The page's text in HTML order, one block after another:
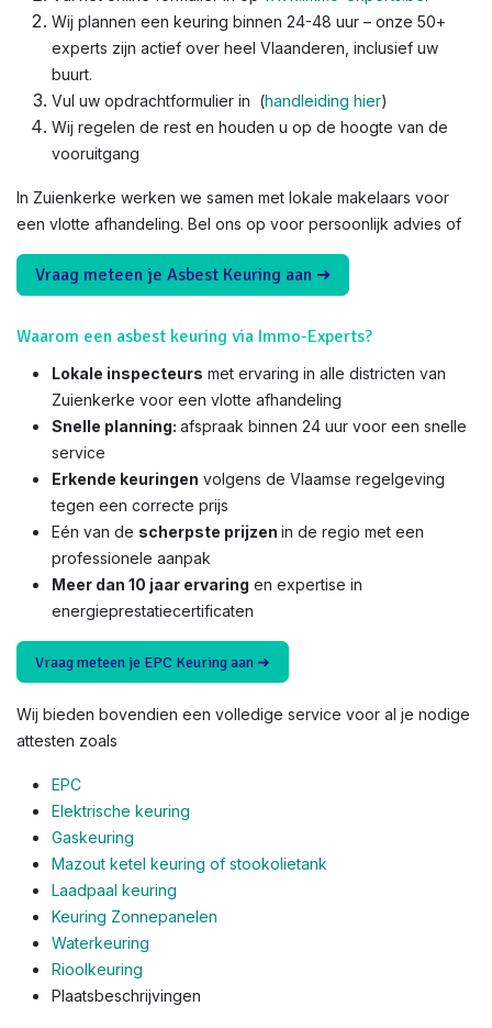
Wij plannen een keuring binnen 24-48 uur – onze 50+
experts zijn actief over heel Vlaanderen, inclusief uw
buurt.
Vul uw opdrachtformulier in (handleiding hier)
Wij regelen de rest en houden u op de hoogte van de
vooruitgang
In Zuienkerke werken we samen met lokale makelaars voor
een vlotte afhandeling. Bel ons op voor persoonlijk advies of
Vraag meteen je Asbest Keuring aan ➜
Waarom een asbest keuring via Immo-Experts?
Lokale inspecteurs met ervaring in alle districten van
Zuienkerke voor een vlotte afhandeling
Snelle planning: afspraak binnen 24 uur voor een snelle
service
Erkende keuringen volgens de Vlaamse regelgeving
tegen een correcte prijs
Eén van de scherpste prijzen in de regio met een
professionele aanpak
Meer dan 10 jaar ervaring en expertise in
energieprestatiecertificaten
Vraag meteen je EPC Keuring aan ➜
Wij bieden bovendien een volledige service voor al je nodige
attesten zoals
EPC
Elektrische keuring
Gaskeuring
Mazout ketel keuring of stookolietank
Laadpaal keuring
Keuring Zonnepanelen
Waterkeuring
Rioolkeuring
Plaatsbeschrijvingen